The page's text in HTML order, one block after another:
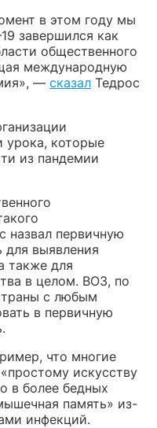
в этом году мы
завершился как
общественного
международную
— сказал Тедрос
урока, которые
из пандемии
назвал первичную
выявления
также для
в целом. ВОЗ, по
с любым
в первичную
что многие
искусству
в более бедных
память» из-
инфекций.